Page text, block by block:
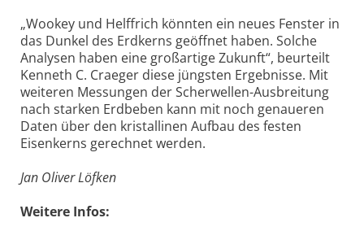
„Wookey und Helffrich könnten ein neues Fenster in
das Dunkel des Erdkerns geöffnet haben. Solche
Analysen haben eine großartige Zukunft“, beurteilt
Kenneth C. Craeger diese jüngsten Ergebnisse. Mit
weiteren Messungen der Scherwellen-Ausbreitung
nach starken Erdbeben kann mit noch genaueren
Daten über den kristallinen Aufbau des festen
Eisenkerns gerechnet werden.
Jan Oliver Löfken
Weitere Infos: